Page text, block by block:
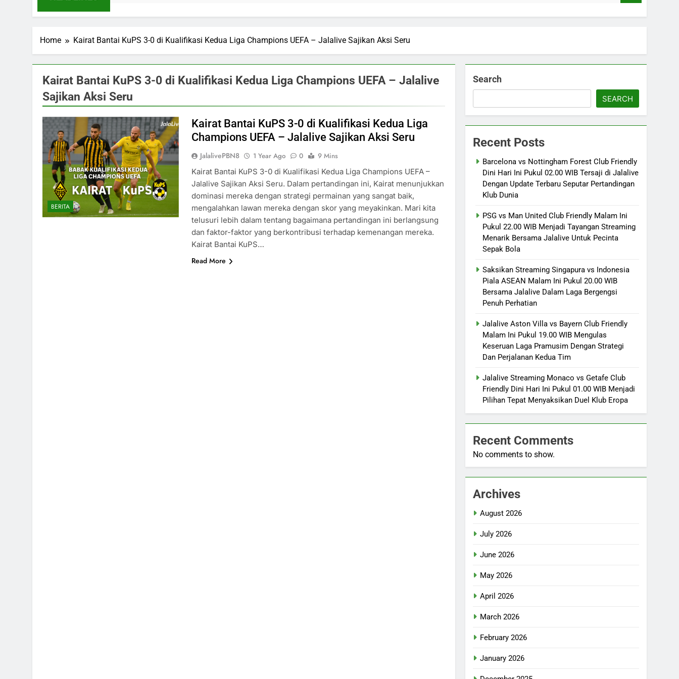
Home Kairat Bantai KuPS 3-0 di Kualifikasi Kedua Liga Champions UEFA – Jalalive Sajikan Aksi Seru
Kairat Bantai KuPS 3-0 di Kualifikasi Kedua Liga Champions UEFA – Jalalive
Sajikan Aksi Seru
BERITA
Kairat Bantai KuPS 3-0 di Kualifikasi Kedua Liga
Champions UEFA – Jalalive Sajikan Aksi Seru
JalalivePBN8 1 Year Ago 0
9 Mins
Kairat Bantai KuPS 3-0 di Kualifikasi Kedua Liga Champions UEFA –
Jalalive Sajikan Aksi Seru. Dalam pertandingan ini, Kairat menunjukkan
dominasi mereka dengan strategi permainan yang sangat baik,
mengalahkan lawan mereka dengan skor yang meyakinkan. Mari kita
telusuri lebih dalam tentang bagaimana pertandingan ini berlangsung
dan faktor-faktor yang berkontribusi terhadap kemenangan mereka.
Kairat Bantai KuPS…
Read More
Search
SEARCH
Recent Posts
Barcelona vs Nottingham Forest Club Friendly
Dini Hari Ini Pukul 02.00 WIB Tersaji di Jalalive
Dengan Update Terbaru Seputar Pertandingan
Klub Dunia
PSG vs Man United Club Friendly Malam Ini
Pukul 22.00 WIB Menjadi Tayangan Streaming
Menarik Bersama Jalalive Untuk Pecinta
Sepak Bola
Saksikan Streaming Singapura vs Indonesia
Piala ASEAN Malam Ini Pukul 20.00 WIB
Bersama Jalalive Dalam Laga Bergengsi
Penuh Perhatian
Jalalive Aston Villa vs Bayern Club Friendly
Malam Ini Pukul 19.00 WIB Mengulas
Keseruan Laga Pramusim Dengan Strategi
Dan Perjalanan Kedua Tim
Jalalive Streaming Monaco vs Getafe Club
Friendly Dini Hari Ini Pukul 01.00 WIB Menjadi
Pilihan Tepat Menyaksikan Duel Klub Eropa
Recent Comments
No comments to show.
Archives
August 2026
July 2026
June 2026
May 2026
April 2026
March 2026
February 2026
January 2026